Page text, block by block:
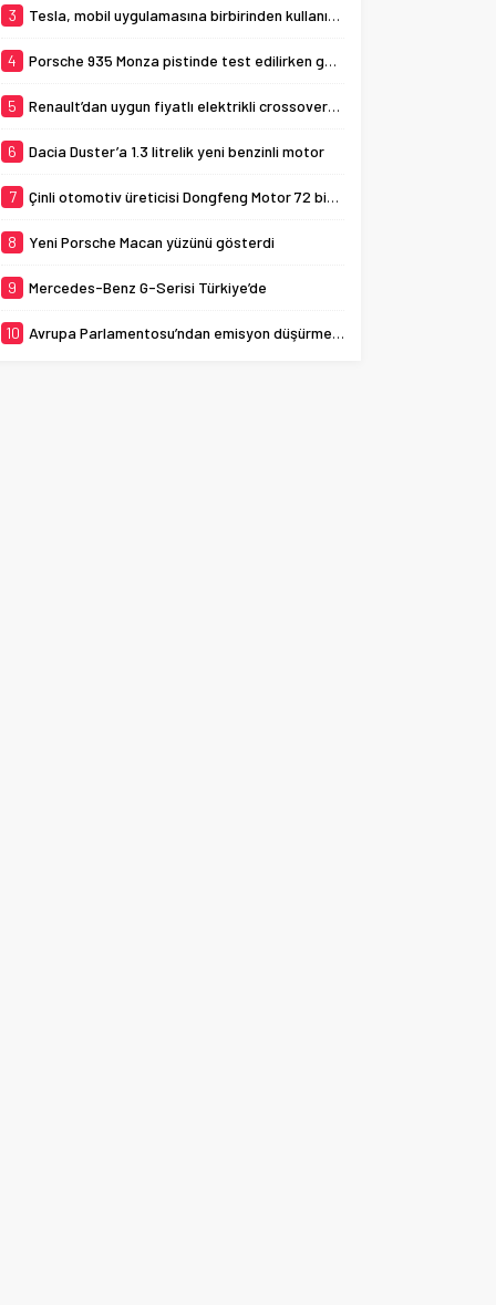
3 Tesla, mobil uygulamasına birbirinden kullanışlı 3 yeni özellik ekledi
4 Porsche 935 Monza pistinde test edilirken görüldü
5 Renault’dan uygun fiyatlı elektrikli crossover: Renault K-ZE
6 Dacia Duster’a 1.3 litrelik yeni benzinli motor
7 Çinli otomotiv üreticisi Dongfeng Motor 72 bin aracı geri çağırıyor
8 Yeni Porsche Macan yüzünü gösterdi
9 Mercedes-Benz G-Serisi Türkiye’de
10 Avrupa Parlamentosu’ndan emisyon düşürme adımı